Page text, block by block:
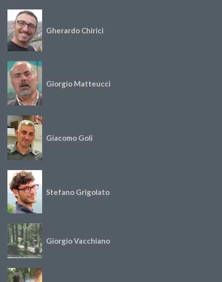
Gherardo Chirici
Giorgio Matteucci
Giacomo Goli
Stefano Grigolato
Giorgio Vacchiano